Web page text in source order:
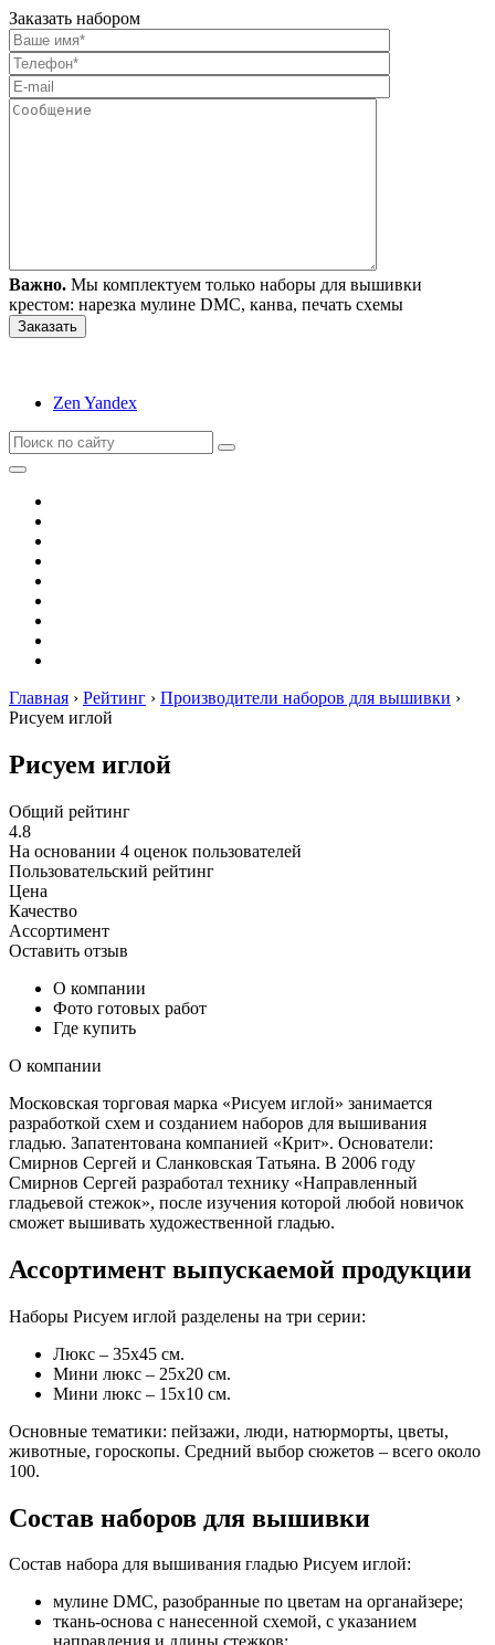
Заказать набором
Важно. Мы комплектуем только наборы для вышивки
крестом: нарезка мулине DMC, канва, печать схемы
Zen Yandex
Главная › Рейтинг › Производители наборов для вышивки ›
Рисуем иглой
Рисуем иглой
Общий рейтинг
4.8
На основании 4 оценок пользователей
Пользовательский рейтинг
Цена
Качество
Ассортимент
Оставить отзыв
О компании
Фото готовых работ
Где купить
О компании
Московская торговая марка «Рисуем иглой» занимается
разработкой схем и созданием наборов для вышивания
гладью. Запатентована компанией «Крит». Основатели:
Смирнов Сергей и Сланковская Татьяна. В 2006 году
Смирнов Сергей разработал технику «Направленный
гладьевой стежок», после изучения которой любой новичок
сможет вышивать художественной гладью.
Ассортимент выпускаемой продукции
Наборы Рисуем иглой разделены на три серии:
Люкс – 35х45 см.
Мини люкс – 25х20 см.
Мини люкс – 15х10 см.
Основные тематики: пейзажи, люди, натюрморты, цветы,
животные, гороскопы. Средний выбор сюжетов – всего около
100.
Состав наборов для вышивки
Состав набора для вышивания гладью Рисуем иглой:
мулине DMC, разобранные по цветам на органайзере;
ткань-основа с нанесенной схемой, с указанием